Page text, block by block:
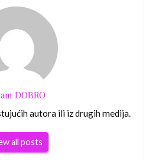
DOBRO
autora ili iz drugih medija.
all posts